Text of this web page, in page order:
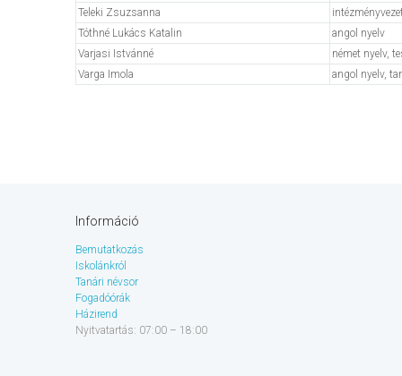
Teleki Zsuzsanna
Tóthné Lukács Katalin
angol nyelv
Varjasi Istvánné
német nyelv,
Varga Imola
angol nyelv,
Információ
Bemutatkozás
Iskolánkról
Tanári névsor
Fogadóórák
Házirend
Nyitvatartás: 07:00 – 18:00